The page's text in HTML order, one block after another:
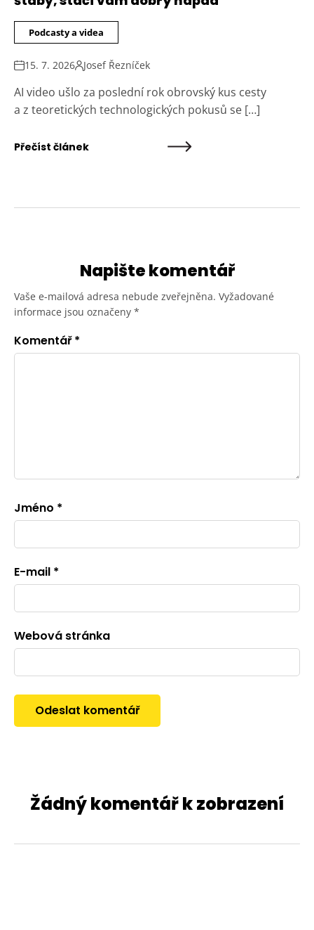
Podcasty a videa
15. 7. 2026 Josef Řezníček
AI video ušlo za poslední rok obrovský kus cesty
a z teoretických technologických pokusů se […]
Přečíst článek
Napište komentář
Vaše e-mailová adresa nebude zveřejněna. Vyžadované
informace jsou označeny *
Komentář*
Jméno *
E-mail *
Webová stránka
Žádný komentář k zobrazení